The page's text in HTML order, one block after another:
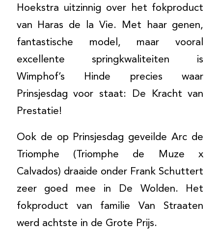
Hoekstra uitzinnig over het fokproduct
van Haras de la Vie. Met haar genen,
fantastische model, maar vooral
excellente springkwaliteiten is
Wimphof’s Hinde precies waar
Prinsjesdag voor staat: De Kracht van
Prestatie!
Ook de op Prinsjesdag geveilde Arc de
Triomphe (Triomphe de Muze x
Calvados) draaide onder Frank Schuttert
zeer goed mee in De Wolden. Het
fokproduct van familie Van Straaten
werd achtste in de Grote Prijs.